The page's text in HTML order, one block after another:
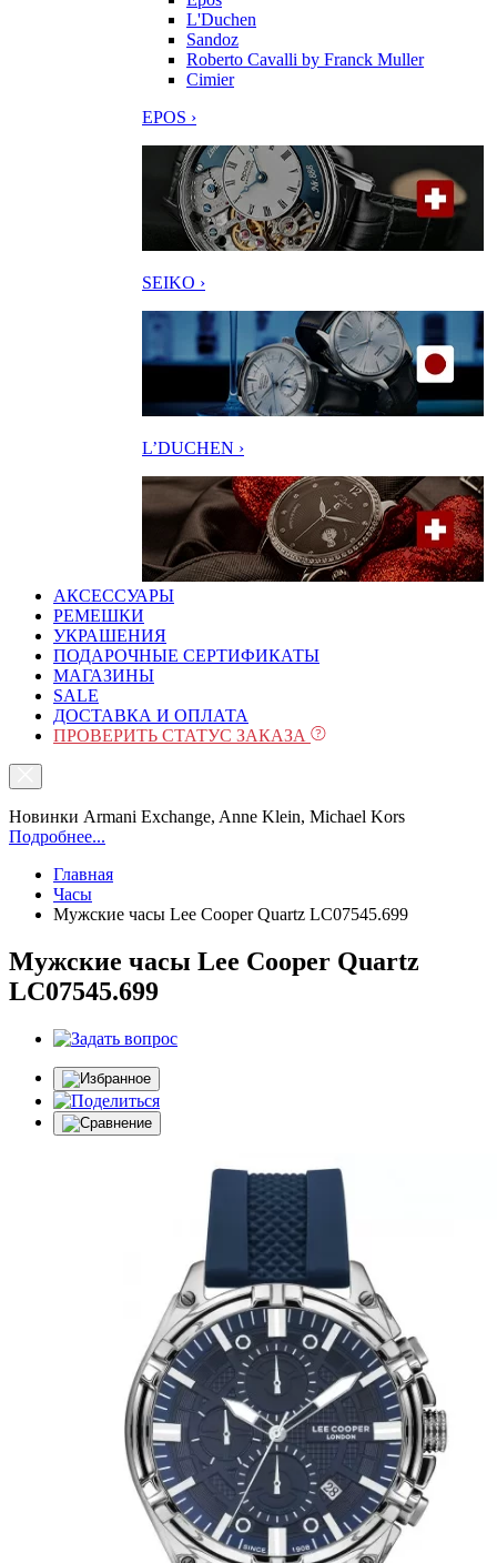
L'Duchen
Sandoz
Roberto Cavalli by Franck Muller
Cimier
EPOS ›
SEIKO ›
L’DUCHEN ›
АКСЕССУАРЫ
РЕМЕШКИ
УКРАШЕНИЯ
ПОДАРОЧНЫЕ СЕРТИФИКАТЫ
МАГАЗИНЫ
SALE
ДОСТАВКА И ОПЛАТА
ПРОВЕРИТЬ СТАТУС ЗАКАЗА
Новинки Armani Exchange, Anne Klein, Michael Kors
Подробнее...
Главная
Часы
Мужские часы Lee Cooper Quartz LC07545.699
Мужские часы Lee Cooper Quartz
LC07545.699